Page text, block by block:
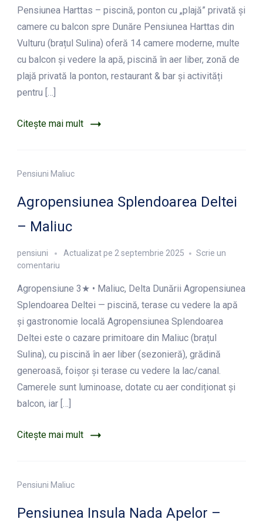
–
Pensiunea Harttas – piscină, ponton cu „plajă” privată și
camere cu balcon spre Dunăre Pensiunea Harttas din
Vulturu (brațul Sulina) oferă 14 camere moderne, multe
cu balcon și vedere la apă, piscină în aer liber, zonă de
plajă privată la ponton, restaurant & bar și activități
pentru […]
Citește mai mult
Pensiuni Maliuc
Agropensiunea Splendoarea Deltei
– Maliuc
pensiuni Actualizat pe 2 septembrie 2025
Scrie un
comentariu
Splendoarea
Deltei
Maliuc
Agropensiune 3★ • Maliuc, Delta Dunării Agropensiunea
Splendoarea Deltei — piscină, terase cu vedere la apă
și gastronomie locală Agropensiunea Splendoarea
Deltei este o cazare primitoare din Maliuc (brațul
Sulina), cu piscină în aer liber (sezonieră), grădină
generoasă, foișor și terase cu vedere la lac/canal.
Camerele sunt luminoase, dotate cu aer condiționat și
balcon, iar […]
Citește mai mult
Pensiuni Maliuc
Pensiunea Insula Nada Apelor –